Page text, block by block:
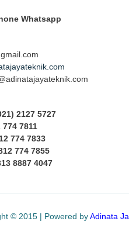
Whatsapp
gmail.com
2127 5727
774 7811
774 7833
774 7855
8887 4047
© 2015 | Powered byAdinata